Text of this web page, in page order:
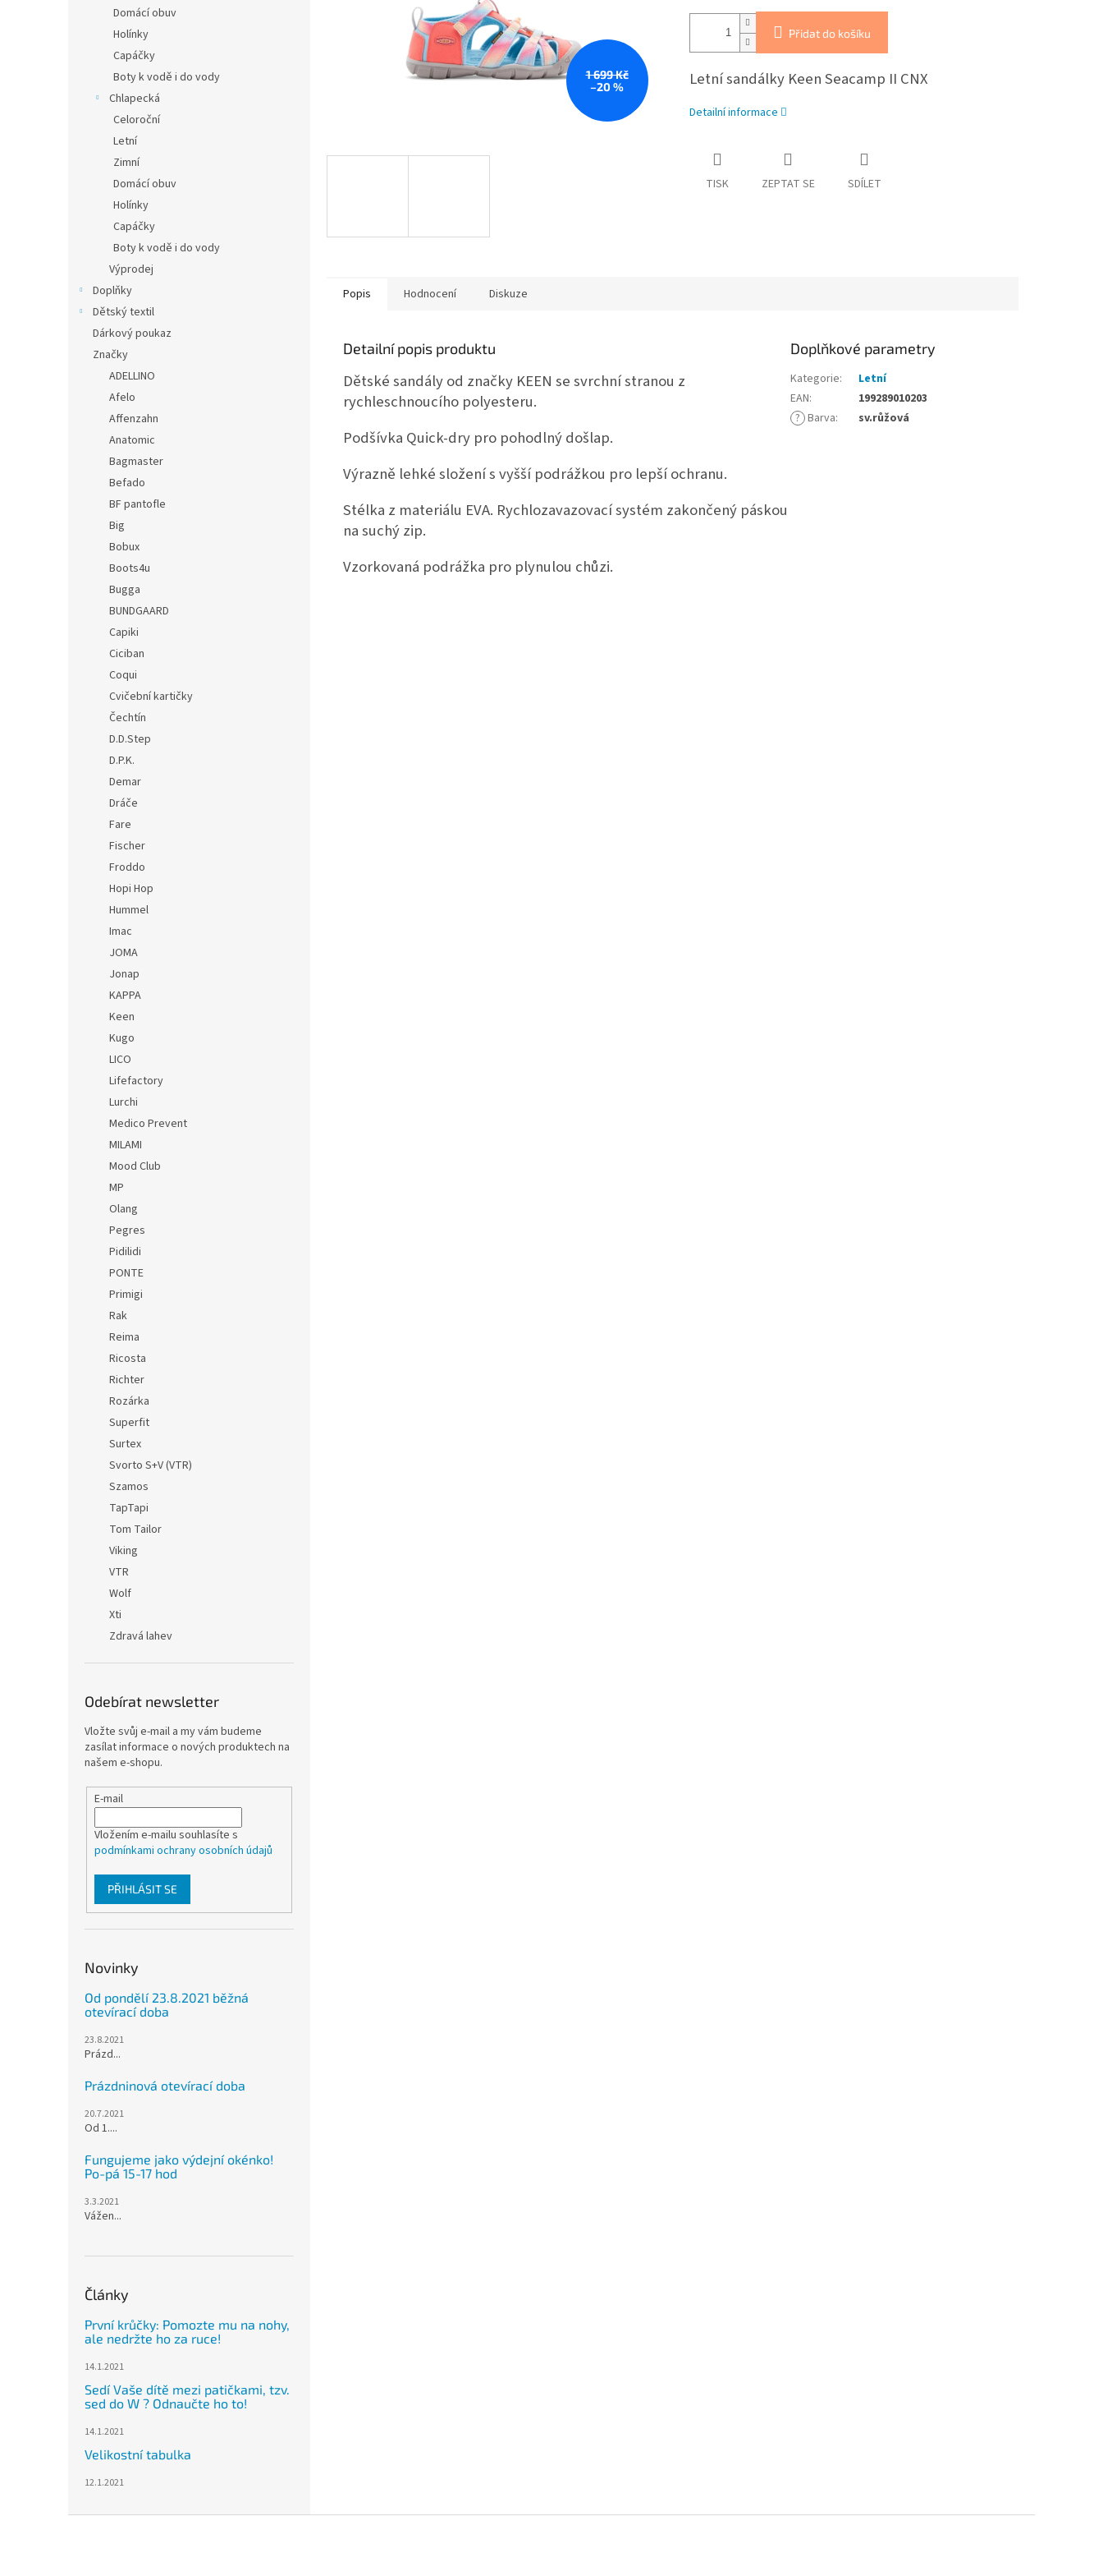
Domácí obuv
Holínky
Capáčky
Boty k vodě i do vody
Chlapecká
Celoroční
Letní
Zimní
Domácí obuv
Holínky
Capáčky
Boty k vodě i do vody
Výprodej
Doplňky
Dětský textil
Dárkový poukaz
Značky
ADELLINO
Afelo
Affenzahn
Anatomic
Bagmaster
Befado
BF pantofle
Big
Bobux
Boots4u
Bugga
BUNDGAARD
Capiki
Ciciban
Coqui
Cvičební kartičky
Čechtín
D.D.Step
D.P.K.
Demar
Dráče
Fare
Fischer
Froddo
Hopi Hop
Hummel
Imac
JOMA
Jonap
KAPPA
Keen
Kugo
LICO
Lifefactory
Lurchi
Medico Prevent
MILAMI
Mood Club
MP
Olang
Pegres
Pidilidi
PONTE
Primigi
Rak
Reima
Ricosta
Richter
Rozárka
Superfit
Surtex
Svorto S+V (VTR)
Szamos
TapTapi
Tom Tailor
Viking
VTR
Wolf
Xti
Zdravá lahev
Odebírat newsletter
Vložte svůj e-mail a my vám budeme
zasílat informace o nových produktech na
našem e-shopu.
E-mail
Vložením e-mailu souhlasíte s
podmínkami ochrany osobních údajů
PŘIHLÁSIT SE
Novinky
Od pondělí 23.8.2021 běžná
otevírací doba
23.8.2021
Prázd...
Prázdninová otevírací doba
20.7.2021
Od 1....
Fungujeme jako výdejní okénko!
Po-pá 15-17 hod
3.3.2021
Vážen...
Články
První krůčky: Pomozte mu na nohy,
ale nedržte ho za ruce!
14.1.2021
Sedí Vaše dítě mezi patičkami, tzv.
sed do W ? Odnaučte ho to!
14.1.2021
Velikostní tabulka
12.1.2021
1 699 Kč
–20 %
Přidat do košíku
Letní sandálky Keen Seacamp II CNX
Detailní informace
TISK ZEPTAT SE SDÍLET
Popis Hodnocení Diskuze
Detailní popis produktu
Dětské sandály od značky KEEN se svrchní stranou z
rychleschnoucího polyesteru.
Podšívka Quick-dry pro pohodlný došlap.
Výrazně lehké složení s vyšší podrážkou pro lepší ochranu.
Stélka z materiálu EVA. Rychlozavazovací systém zakončený páskou
na suchý zip.
Vzorkovaná podrážka pro plynulou chůzi.
Doplňkové parametry
Kategorie:
Letní
EAN:
199289010203
? Barva: sv.růžová